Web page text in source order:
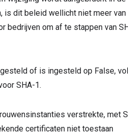
is dit beleid wellicht niet meer
bedrijven om af te stappen van
of is ingesteld op False,
SHA-1.
verstrekte, met
certificaten niet toestaan